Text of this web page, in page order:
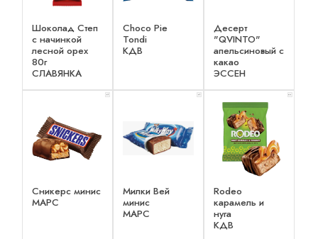
Шоколад Степ
с начинкой
лесной орех
80г
СЛАВЯНКА
Choco Pie
Tondi
КДВ
Десерт
"QVINTO"
апельсиновый с
какао
ЭССЕН
x 1
Сникерс минис
МАРС
x 1
Милки Вей
минис
МАРС
x 2
Rodeo
карамель и
нуга
КДВ